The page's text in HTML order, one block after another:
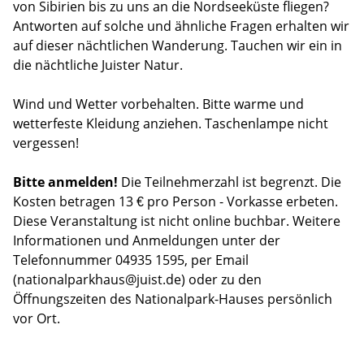
von Sibirien bis zu uns an die Nordseeküste fliegen?
Antworten auf solche und ähnliche Fragen erhalten wir
auf dieser nächtlichen Wanderung. Tauchen wir ein in
die nächtliche Juister Natur.
Wind und Wetter vorbehalten. Bitte warme und
wetterfeste Kleidung anziehen. Taschenlampe nicht
vergessen!
Bitte anmelden! Die Teilnehmerzahl ist begrenzt. Die
Kosten betragen 13 € pro Person - Vorkasse erbeten.
Diese Veranstaltung ist nicht online buchbar. Weitere
Informationen und Anmeldungen unter der
Telefonnummer 04935 1595, per Email
(nationalparkhaus@juist.de) oder zu den
Öffnungszeiten des Nationalpark-Hauses persönlich
vor Ort.